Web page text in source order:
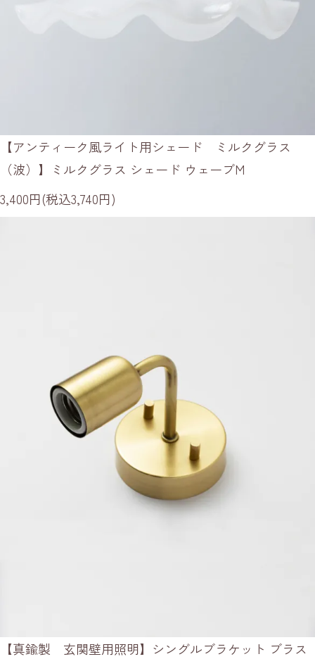
【アンティーク風ライト用シェード ミルクグラス
（波）】ミルクグラス シェード ウェーブM
3,400円(税込3,740円)
【真鍮製 玄関壁用照明】シングルブラケット ブラス